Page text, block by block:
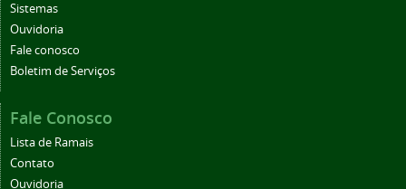
Sistemas
Ouvidoria
Fale conosco
Boletim de Serviços
Fale Conosco
Lista de Ramais
Contato
Ouvidoria